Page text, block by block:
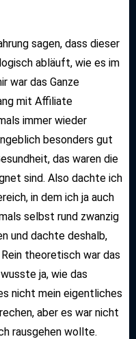
sagen, dass dieser
abläuft, wie es im
war das Ganze
mit Affiliate
immer wieder
besonders gut
das waren die
sind. Also dachte ich
in dem ich ja auch
selbst rund zwanzig
und dachte deshalb,
theoretisch war das
ja, wie das
nicht mein eigentliches
aber es war nicht
rausgehen wollte.